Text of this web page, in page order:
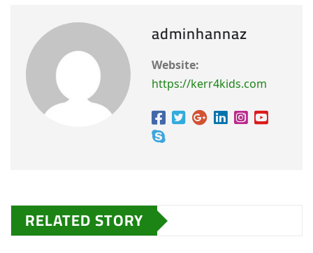
adminhannaz
Website:
https://kerr4kids.com
RELATED STORY